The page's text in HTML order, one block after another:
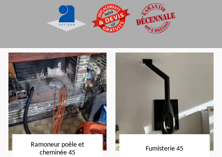
Ramoneur poêle et
cheminée 45
Fumisterie 45